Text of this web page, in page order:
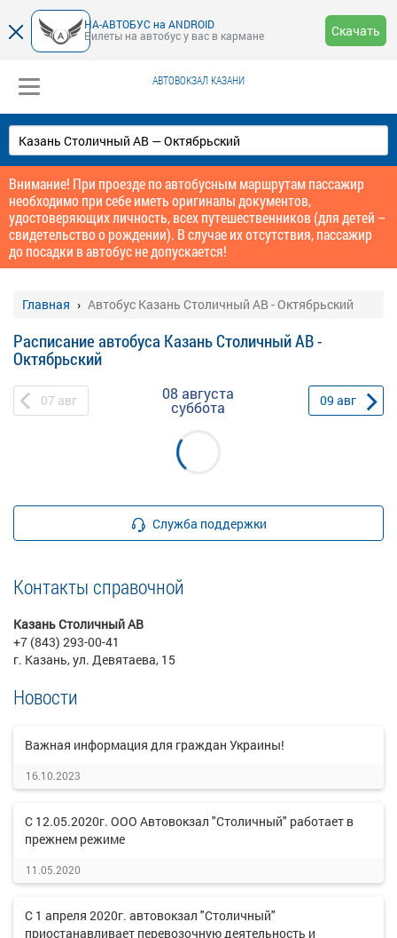
НА-АВТОБУС на ANDROID
Билеты на автобус у вас в кармане
Скачать
АВТОВОКЗАЛ КАЗАНИ
Внимание! При проезде по автобусным маршрутам пассажир
необходимо при себе иметь оригиналы документов,
удостоверяющих личность, всех путешественников (для детей –
свидетельство о рождении). В случае их отсутствия, пассажир
до посадки в автобус не допускается!
Главная Автобус Казань Столичный АВ - Октябрьский
Расписание автобуса Казань Столичный АВ -
Октябрьский
07 авг 08 августа
суббота 09 авг
Служба поддержки
Контакты справочной
Казань Столичный АВ
+7 (843) 293-00-41
г. Казань, ул. Девятаева, 15
Новости
Важная информация для граждан Украины!
16.10.2023
С 12.05.2020г. ООО Автовокзал "Столичный" работает в
прежнем режиме
11.05.2020
С 1 апреля 2020г. автовокзал "Столичный"
приостанавливает перевозочную деятельность и